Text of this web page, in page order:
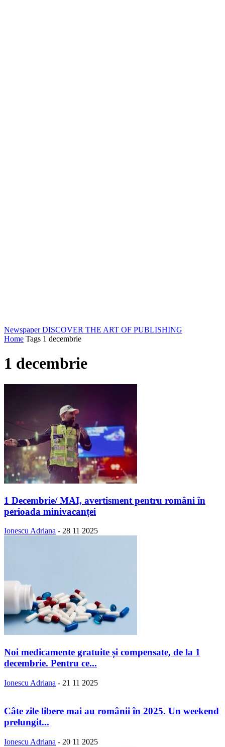
Newspaper DISCOVER THE ART OF PUBLISHING
Home Tags 1 decembrie
1 decembrie
1 Decembrie/ MAI, avertisment pentru români în
perioada minivacanței
Ionescu Adriana - 28 11 2025
Noi medicamente gratuite și compensate, de la 1
decembrie. Pentru ce...
Ionescu Adriana - 21 11 2025
Câte zile libere mai au românii în 2025. Un weekend
prelungit...
Ionescu Adriana - 20 11 2025